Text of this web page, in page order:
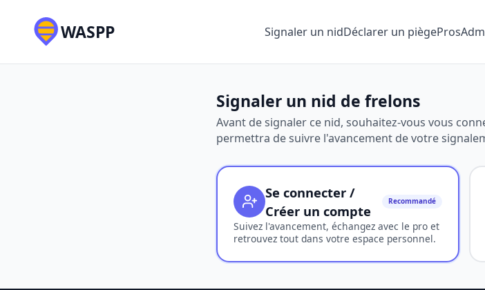
WASPP Signaler un nidDéclarer un piègePros
Signaler un nid de frelons
Avant de signaler ce nid, souhaitez-vous vous
permettra de suivre l'avancement de votre
Se connecter /
Créer un compte
Recommandé
Suivez l'avancement, échangez avec le pro et
retrouvez tout dans votre espace personnel.